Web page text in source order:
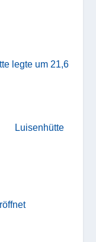
legte um 21,6
Luisenhütte